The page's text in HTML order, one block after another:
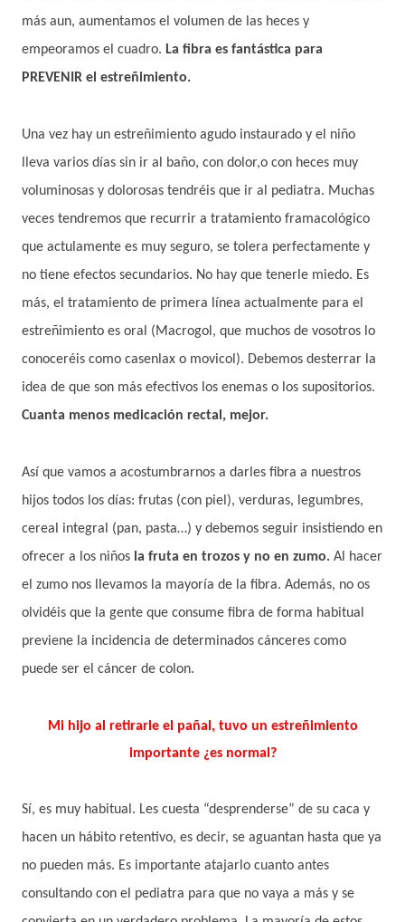
más aun, aumentamos el volumen de las heces y
empeoramos el cuadro. La fibra es fantástica para
PREVENIR el estreñimiento.
Una vez hay un estreñimiento agudo instaurado y el niño
lleva varios días sin ir al baño, con dolor,o con heces muy
voluminosas y dolorosas tendréis que ir al pediatra. Muchas
veces tendremos que recurrir a tratamiento framacológico
que actulamente es muy seguro, se tolera perfectamente y
no tiene efectos secundarios. No hay que tenerle miedo. Es
más, el tratamiento de primera línea actualmente para el
estreñimiento es oral (Macrogol, que muchos de vosotros lo
conoceréis como casenlax o movicol). Debemos desterrar la
idea de que son más efectivos los enemas o los supositorios.
Cuanta menos medicación rectal, mejor.
Así que vamos a acostumbrarnos a darles fibra a nuestros
hijos todos los días: frutas (con piel), verduras, legumbres,
cereal integral (pan, pasta…) y debemos seguir insistiendo en
ofrecer a los niños la fruta en trozos y no en zumo. Al hacer
el zumo nos llevamos la mayoría de la fibra. Además, no os
olvidéis que la gente que consume fibra de forma habitual
previene la incidencia de determinados cánceres como
puede ser el cáncer de colon.
Mi hijo al retirarle el pañal, tuvo un estreñimiento
importante ¿es normal?
Sí, es muy habitual. Les cuesta “desprenderse” de su caca y
hacen un hábito retentivo, es decir, se aguantan hasta que ya
no pueden más. Es importante atajarlo cuanto antes
consultando con el pediatra para que no vaya a más y se